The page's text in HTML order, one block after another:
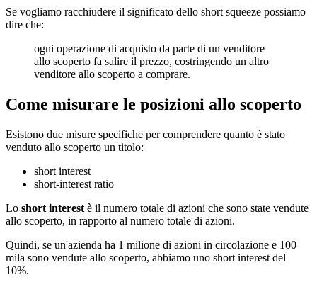
Se vogliamo racchiudere il significato dello short squeeze possiamo
dire che:
ogni operazione di acquisto da parte di un venditore
allo scoperto fa salire il prezzo, costringendo un altro
venditore allo scoperto a comprare.
Come misurare le posizioni allo scoperto
Esistono due misure specifiche per comprendere quanto è stato
venduto allo scoperto un titolo:
short interest
short-interest ratio
Lo short interest è il numero totale di azioni che sono state vendute
allo scoperto, in rapporto al numero totale di azioni.
Quindi, se un'azienda ha 1 milione di azioni in circolazione e 100
mila sono vendute allo scoperto, abbiamo uno short interest del
10%.